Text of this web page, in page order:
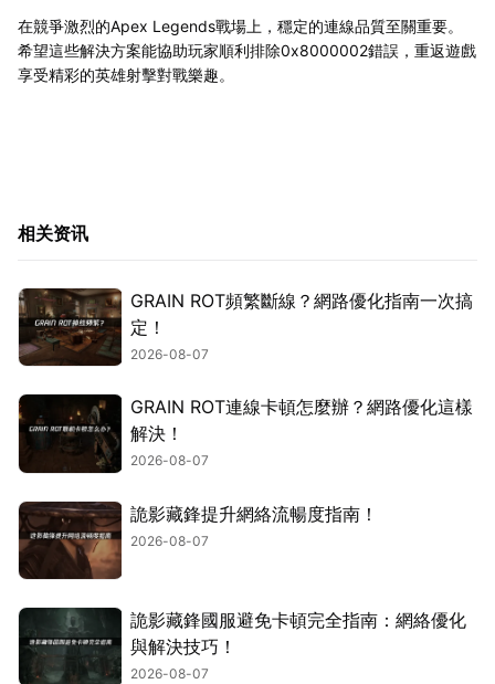
在競爭激烈的Apex Legends戰場上，穩定的連線品質至關重要。
希望這些解決方案能協助玩家順利排除0x8000002錯誤，重返遊戲
享受精彩的英雄射擊對戰樂趣。
相关资讯
GRAIN ROT頻繁斷線？網路優化指南一次搞
定！
2026-08-07
GRAIN ROT連線卡頓怎麼辦？網路優化這樣
解決！
2026-08-07
詭影藏鋒提升網絡流暢度指南！
2026-08-07
詭影藏鋒國服避免卡頓完全指南：網絡優化
與解決技巧！
2026-08-07